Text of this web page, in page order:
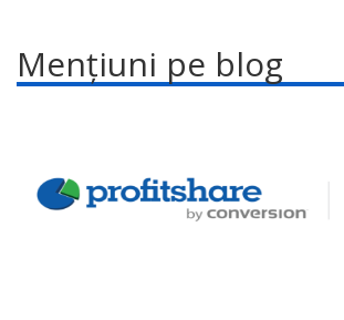
Mențiuni pe blog